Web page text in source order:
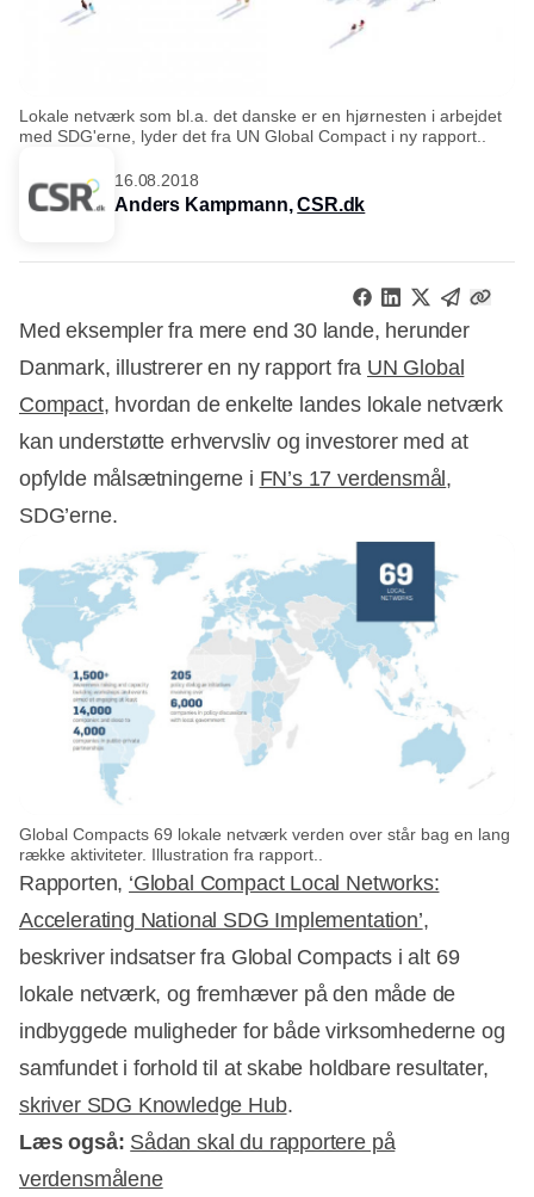
Lokale netværk som bl.a. det danske er en hjørnesten i arbejdet
med SDG'erne, lyder det fra UN Global Compact i ny rapport..
16.08.2018
Anders Kampmann,CSR.dk
Med eksempler fra mere end 30 lande, herunder
Danmark, illustrerer en ny rapport fra UN Global
Compact, hvordan de enkelte landes lokale netværk
kan understøtte erhvervsliv og investorer med at
opfylde målsætningerne i FN’s 17 verdensmål ,
SDG’erne.
Global Compacts 69 lokale netværk verden over står bag en lang
række aktiviteter. Illustration fra rapport..
Rapporten, ‘Global Compact Local Networks:
Accelerating National SDG Implementation’,
beskriver indsatser fra Global Compacts i alt 69
lokale netværk, og fremhæver på den måde de
indbyggede muligheder for både virksomhederne og
samfundet i forhold til at skabe holdbare resultater,
skriver SDG Knowledge Hub.
Læs også: Sådan skal du rapportere på
verdensmålene